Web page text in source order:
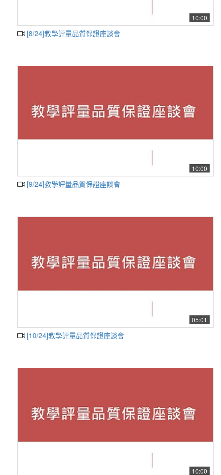
10:00
[8/24]教學評量品質保證座談會
10:00
[9/24]教學評量品質保證座談會
05:01
[10/24]教學評量品質保證座談會
10:00